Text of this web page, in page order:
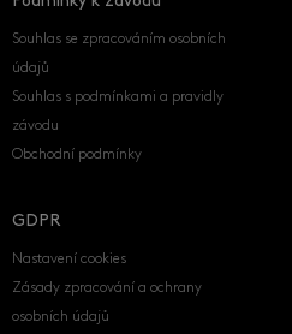
Souhlas se zpracováním osobních
údajů
Souhlas s podmínkami a pravidly
závodu
Obchodní podmínky
GDPR
Nastavení cookies
Zásady zpracování a ochrany
osobních údajů